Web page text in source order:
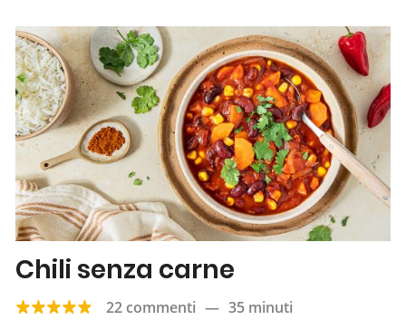
Chili senza carne
22 commenti — 35 minuti